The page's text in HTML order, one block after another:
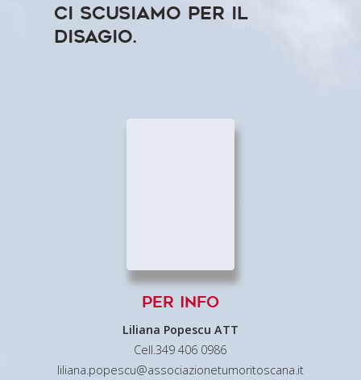
Ci scusiamo per il
disagio.
Per info
Liliana Popescu ATT
Cell.349 406 0986
liliana.popescu@associazionetumoritoscana.it